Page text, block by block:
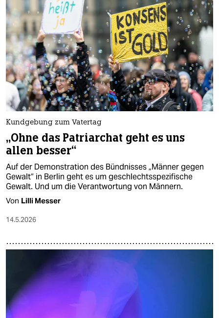
Kundgebung zum Vatertag
„Ohne das Patriarchat geht es uns
allen besser“
Auf der Demonstration des Bündnisses „Männer gegen
Gewalt“ in Berlin geht es um geschlechtsspezifische
Gewalt. Und um die Verantwortung von Männern.
Von Lilli Messer
14.5.2026